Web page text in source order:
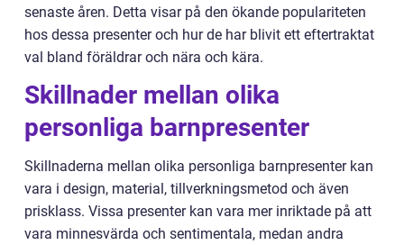
senaste åren. Detta visar på den ökande populariteten
hos dessa presenter och hur de har blivit ett eftertraktat
val bland föräldrar och nära och kära.
Skillnader mellan olika
personliga barnpresenter
Skillnaderna mellan olika personliga barnpresenter kan
vara i design, material, tillverkningsmetod och även
prisklass. Vissa presenter kan vara mer inriktade på att
vara minnesvärda och sentimentala, medan andra